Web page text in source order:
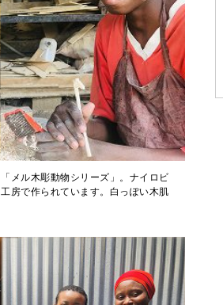
メル木彫動物シリーズ」。ナイロビ
房で作られています。白っぽい木肌